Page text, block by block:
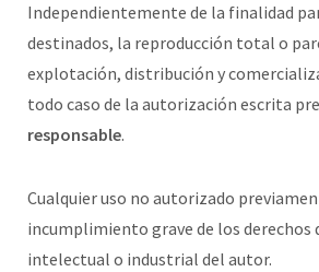
Independientemente de la finalidad
destinados, la reproducción total o
explotación, distribución y
todo caso de la autorización escrita
responsable.
Cualquier uso no autorizado
incumplimiento grave de los derechos
intelectual o industrial del autor.